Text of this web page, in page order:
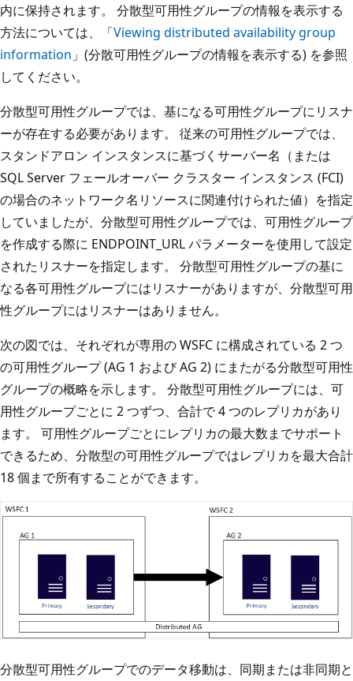
内に保持されます。 分散型可用性グループの情報を表示する
方法については、「Viewing distributed availability group
information 」(分散可用性グループの情報を表示する) を参照
してください。
分散型可用性グループでは、基になる可用性グループにリスナ
ーが存在する必要があります。 従来の可用性グループでは、
スタンドアロン インスタンスに基づくサーバー名（または
SQL Server フェールオーバー クラスター インスタンス (FCI)
の場合のネットワーク名リソースに関連付けられた値）を指定
していましたが、分散型可用性グループでは、可用性グループ
を作成する際に ENDPOINT_URL パラメーターを使用して設定
されたリスナーを指定します。 分散型可用性グループの基に
なる各可用性グループにはリスナーがありますが、分散型可用
性グループにはリスナーはありません。
次の図では、それぞれが専用の WSFC に構成されている 2 つ
の可用性グループ (AG 1 および AG 2) にまたがる分散型可用性
グループの概略を示します。 分散型可用性グループには、可
用性グループごとに 2 つずつ、合計で 4 つのレプリカがあり
ます。 可用性グループごとにレプリカの最大数までサポート
できるため、分散型の可用性グループではレプリカを最大合計
18 個まで所有することができます。
分散型可用性グループでのデータ移動は、同期または非同期と